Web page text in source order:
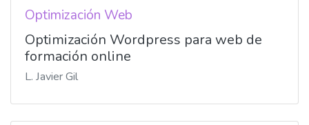
Optimización Web
Optimización Wordpress para web de
formación online
L. Javier Gil